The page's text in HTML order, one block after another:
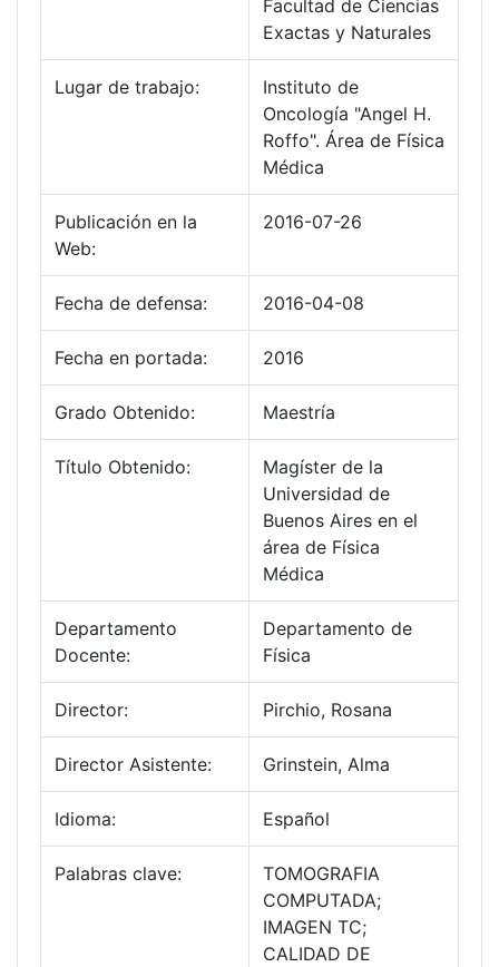
Facultad de Ciencias
Exactas y Naturales
Lugar de trabajo:
Instituto de
Oncología "Angel H.
Roffo". Área de Física
Médica
Publicación en la
Web:
2016-07-26
Fecha de defensa: 2016-04-08
Fecha en portada: 2016
Grado Obtenido: Maestría
Título Obtenido:
Magíster de la
Universidad de
Buenos Aires en el
área de Física
Médica
Departamento
Docente:
Departamento de
Física
Director: Pirchio, Rosana
Director Asistente: Grinstein, Alma
Idioma: Español
Palabras clave:
TOMOGRAFIA
COMPUTADA;
IMAGEN TC;
CALIDAD DE